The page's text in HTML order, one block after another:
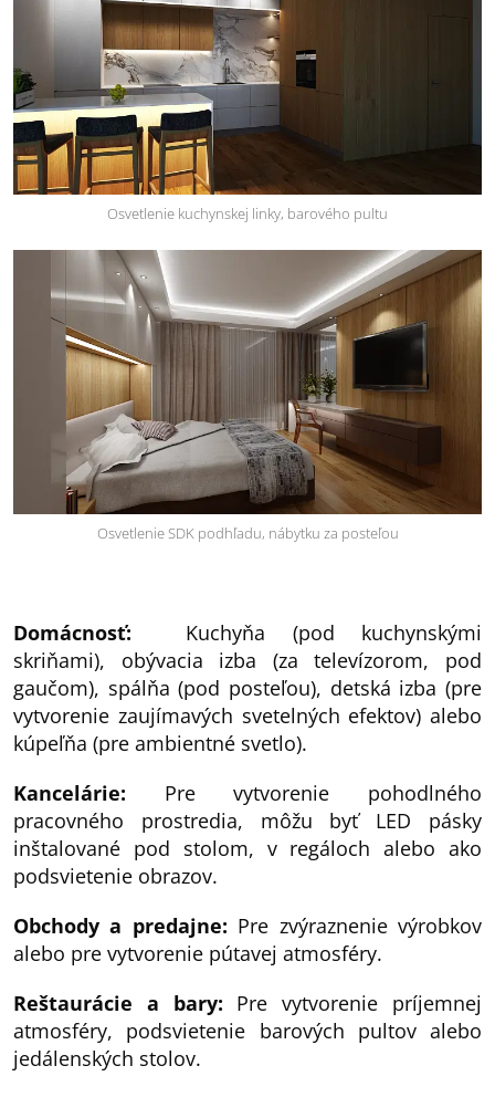
Osvetlenie kuchynskej linky, barového pultu
Osvetlenie SDK podhľadu, nábytku za posteľou
Domácnosť:
Kuchyňa (pod kuchynskými
skriňami), obývacia izba (za televízorom, pod
gaučom), spálňa (pod posteľou), detská izba (pre
vytvorenie zaujímavých svetelných efektov) alebo
kúpeľňa (pre ambientné svetlo).
Kancelárie: Pre vytvorenie pohodlného
pracovného prostredia, môžu byť LED pásky
inštalované pod stolom, v regáloch alebo ako
podsvietenie obrazov.
Obchody a predajne: Pre zvýraznenie výrobkov
alebo pre vytvorenie pútavej atmosféry.
Reštaurácie a bary: Pre vytvorenie príjemnej
atmosféry, podsvietenie barových pultov alebo
jedálenských stolov.